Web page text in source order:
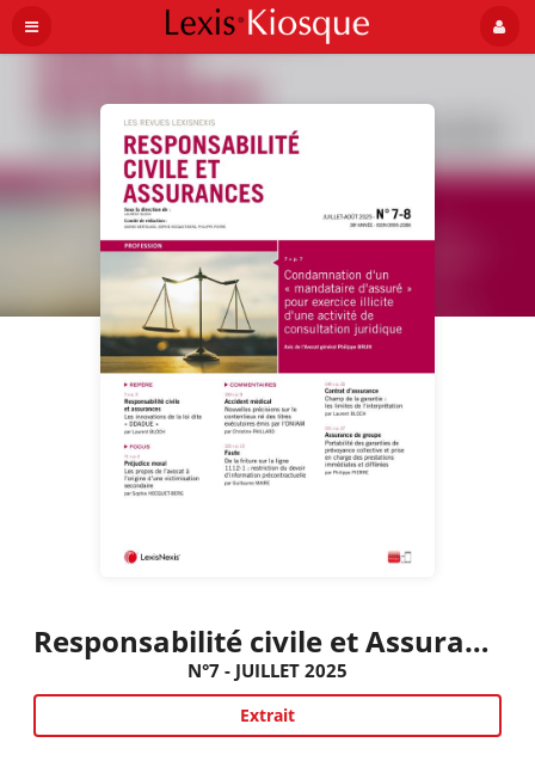
Responsabilité civile et Assurances
N°7 - JUILLET 2025
Extrait